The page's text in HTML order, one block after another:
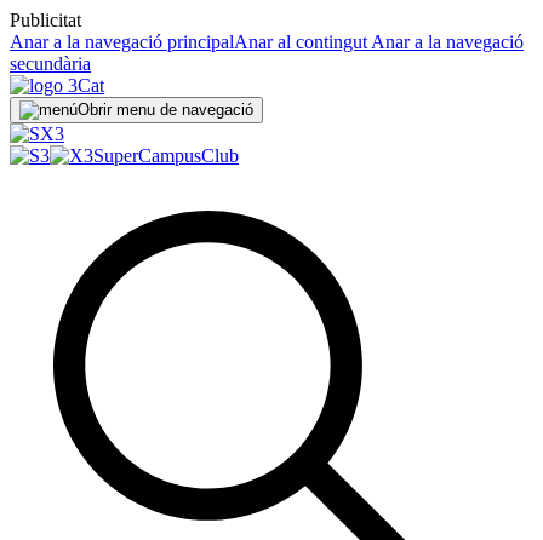
Publicitat
Anar a la navegació principalAnar al contingut Anar a la navegació
secundària
Obrir menu de navegació
SuperCampusClub